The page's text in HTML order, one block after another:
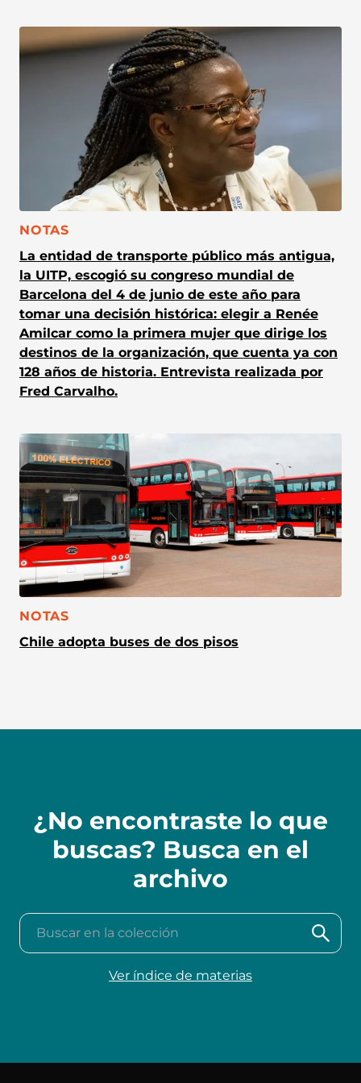
CATEGORÍA:
NOTAS
La entidad de transporte público más antigua,
la UITP, escogió su congreso mundial de
Barcelona del 4 de junio de este año para
tomar una decisión histórica: elegir a Renée
Amilcar como la primera mujer que dirige los
destinos de la organización, que cuenta ya con
128 años de historia. Entrevista realizada por
Fred Carvalho.
CATEGORÍA:
NOTAS
Chile adopta buses de dos pisos
¿No encontraste lo que
buscas? Busca en el
archivo
Buscar en la colección
Ver índice de materias